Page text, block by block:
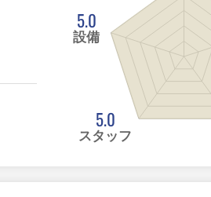
5.0
スタッフ
5.0
設備